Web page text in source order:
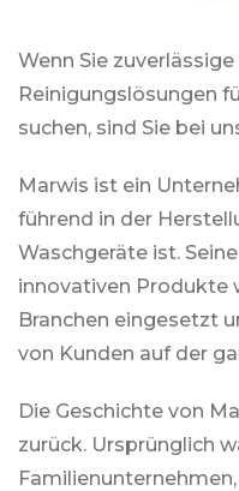
Wenn Sie
Reinigungslösungen
suchen, sind Sie bei
Marwis ist ein
führend in der
Waschgeräte ist.
innovativen Produkte
Branchen eingesetzt
von Kunden auf der
Die Geschichte von
zurück. Ursprünglich